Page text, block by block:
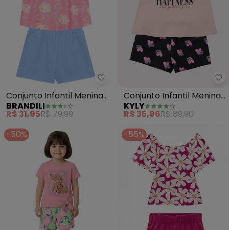
Brandili - Conjunto Infantil
Conjunto Infantil Menina
de Ursinho (Rosa)
BRANDILI
R$ 31,95R$ 79,99
Conjunto Infantil Menina
Smile (Rosa)
KYLY
R$ 35,96R$ 89,90
-50%
-55%